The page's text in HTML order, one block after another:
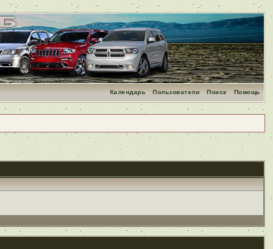
Помощь
Поиск
Пользователи
Календарь